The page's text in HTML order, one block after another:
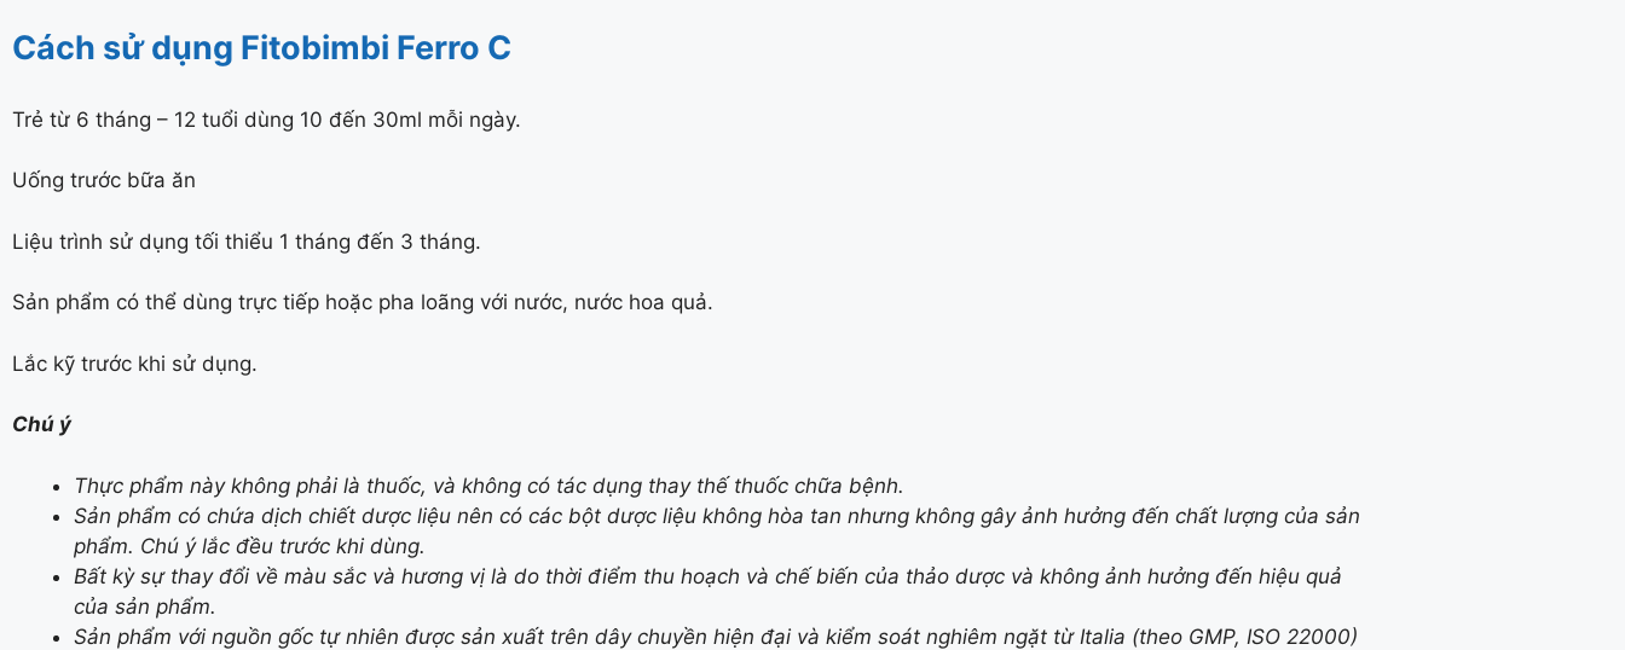
Cách sử dụng Fitobimbi Ferro C
Trẻ từ 6 tháng – 12 tuổi dùng 10 đến 30ml mỗi ngày.
Uống trước bữa ăn
Liệu trình sử dụng tối thiểu 1 tháng đến 3 tháng.
Sản phẩm có thể dùng trực tiếp hoặc pha loãng với nước, nước hoa quả.
Lắc kỹ trước khi sử dụng.
Chú ý
Thực phẩm này không phải là thuốc, và không có tác dụng thay thế thuốc chữa bệnh.
Sản phẩm có chứa dịch chiết dược liệu nên có các bột dược liệu không hòa tan nhưng không gây ảnh hưởng đến chất lượng của sản
phẩm. Chú ý lắc đều trước khi dùng.
Bất kỳ sự thay đổi về màu sắc và hương vị là do thời điểm thu hoạch và chế biến của thảo dược và không ảnh hưởng đến hiệu quả
của sản phẩm.
Sản phẩm với nguồn gốc tự nhiên được sản xuất trên dây chuyền hiện đại và kiểm soát nghiêm ngặt từ Italia (theo GMP, ISO 22000)